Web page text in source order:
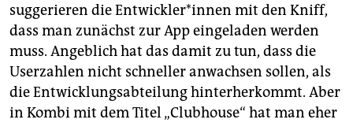
suggerieren die Ent­wick­le­r*in­nen mit den Kniff,
dass man zunächst zur App eingeladen werden
muss. Angeblich hat das damit zu tun, dass die
Userzahlen nicht schneller anwachsen sollen, als
die Entwicklungsabteilung hinterherkommt. Aber
in Kombi mit dem Titel „Clubhouse“ hat man eher